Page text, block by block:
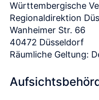
Württembergische
Regionaldirektion
Wanheimer Str. 66
40472 Düsseldorf
Räumliche Geltung: